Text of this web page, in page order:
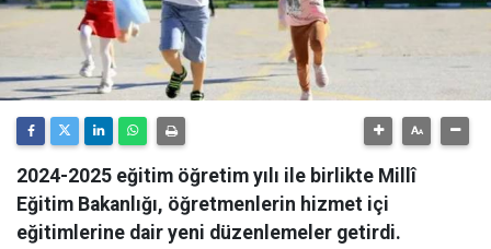
2024-2025 eğitim öğretim yılı ile birlikte Millî
Eğitim Bakanlığı, öğretmenlerin hizmet içi
eğitimlerine dair yeni düzenlemeler getirdi.